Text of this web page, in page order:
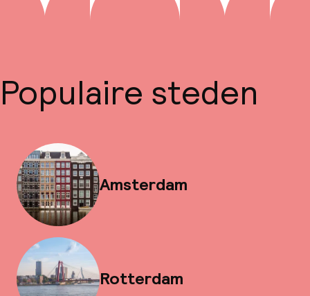
Populaire steden
Amsterdam
Rotterdam